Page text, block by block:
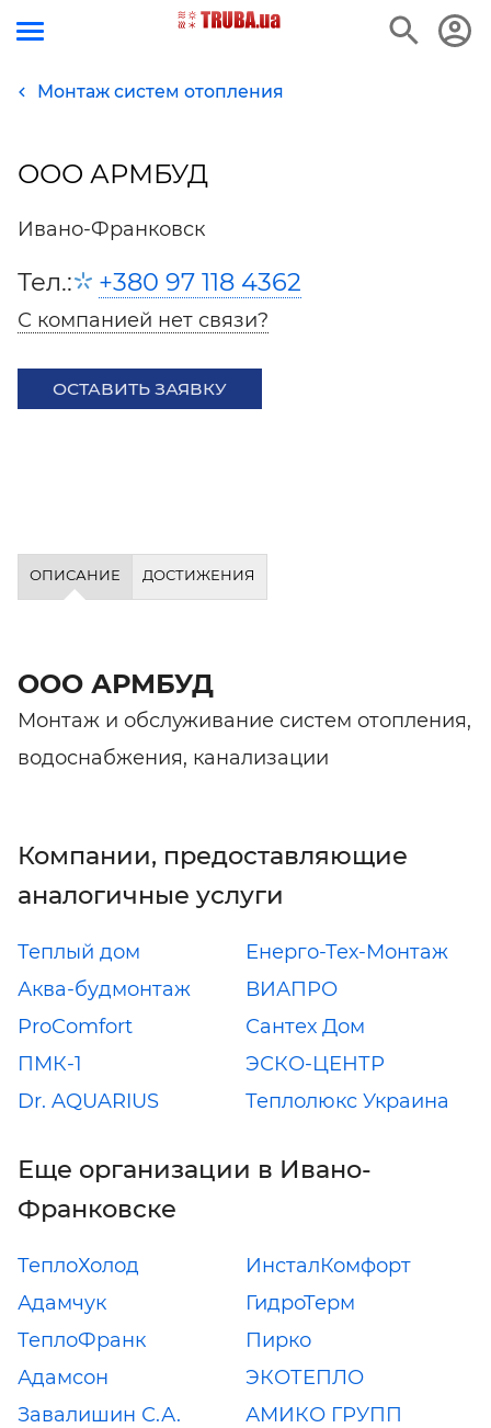
Монтаж систем отопления
ООО АРМБУД
Ивано-Франковск
Тел.: +380 97 118 4362
С компанией нет связи?
ОСТАВИТЬ ЗАЯВКУ
ОПИСАНИЕ ДОСТИЖЕНИЯ
ООО АРМБУД
Монтаж и обслуживание систем отопления,
водоснабжения, канализации
Компании, предоставляющие
аналогичные услуги
Теплый дом
Енерго-Тех-Монтаж
Аква-будмонтаж
ВИАПРО
ProComfort
Сантех Дом
ПМК-1
ЭСКО-ЦЕНТР
Dr. AQUARIUS
Теплолюкс Украина
Еще организации в Ивано-
Франковске
ТеплоХолод
ИнсталКомфорт
Адамчук
ГидроТерм
ТеплоФранк
Пирко
Адамсон
ЭКОТЕПЛО
Завалишин С.А.
АМИКО ГРУПП